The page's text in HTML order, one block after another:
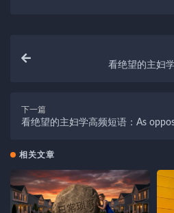
看绝望的主妇
下一篇
看绝望的主妇学高频短语：As
相关文章